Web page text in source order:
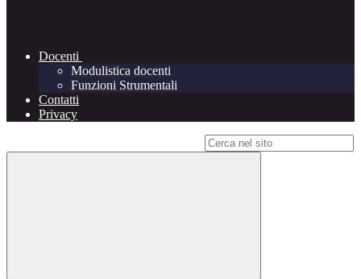
Docenti
Modulistica docenti
Funzioni Strumentali
Contatti
Privacy